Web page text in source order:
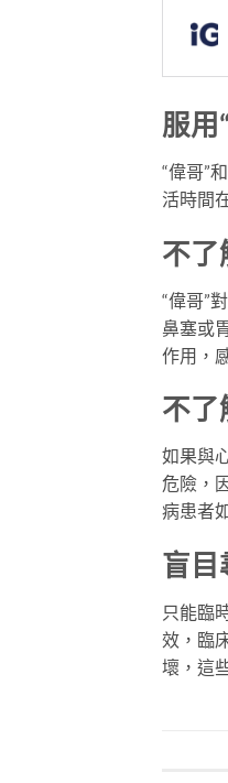
服用
“偉哥”
活時間
不了
“偉哥”
鼻塞或
作用，
不了
如果與
危險，
病患者
盲目
只能臨
效，臨
壞，這